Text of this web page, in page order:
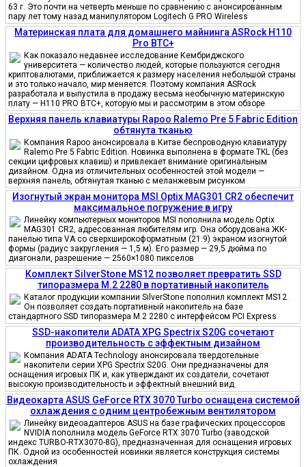
63 г. Это почти на четверть меньше по сравнению с анонсированным
пару лет тому назад манипулятором Logitech G PRO Wireless
Материнская плата для домашнего майнинга ASRock H110
Pro BTC+
Как показало недавнее исследование Кембриджского
университета — количество людей, которые пользуются сегодня
криптовалютами, приближается к размеру населения небольшой страны
и это только начало, мир меняется. Поэтому компания ASRock
разработала и выпустила в продажу весьма необычную материнскую
плату — H110 PRO BTC+, которую мы и рассмотрим в этом обзоре
Верхняя панель клавиатуры Rapoo Ralemo Pre 5 Fabric Edition
обтянута тканью
Компания Rapoo анонсировала в Китае беспроводную клавиатуру
Ralemo Pre 5 Fabric Edition. Новинка выполнена в формате TKL (без
секции цифровых клавиш) и привлекает внимание оригинальным
дизайном. Одна из отличительных особенностей этой модели —
верхняя панель, обтянутая тканью с меланжевым рисунком
Изогнутый экран монитора MSI Optix MAG301 CR2 обеспечит
максимальное погружение в игру
Линейку компьютерных мониторов MSI пополнила модель Optix
MAG301 CR2, адресованная любителям игр. Она оборудована ЖК-
панелью типа VA со сверхширокоформатным (21:9) экраном изогнутой
формы (радиус закругления — 1,5 м). Его размер — 29,5 дюйма по
диагонали, разрешение — 2560×1080 пикселов
Комплект SilverStone MS12 позволяет превратить SSD
типоразмера M.2 2280 в портативный накопитель
Каталог продукции компании SilverStone пополнил комплект MS12.
Он позволяет создать портативный накопитель на базе
стандартного SSD типоразмера M.2 2280 с интерфейсом PCI Express
SSD-накопители ADATA XPG Spectrix S20G сочетают
производительность с эффектным дизайном
Компания ADATA Technology анонсировала твердотельные
накопители серии XPG Spectrix S20G. Они предназначены для
оснащения игровых ПК и, как утверждают их создатели, сочетают
высокую производительность и эффектный внешний вид
Видеокарта ASUS GeForce RTX 3070 Turbo оснащена системой
охлаждения с одним центробежным вентилятором
Линейку видеоадаптеров ASUS на базе графических процессоров
NVIDIA пополнила модель GeForce RTX 3070 Turbo (заводской
индекс TURBO-RTX3070-8G), предназначенная для оснащения игровых
ПК. Одной из особенностей новинки является конструкция системы
охлаждения